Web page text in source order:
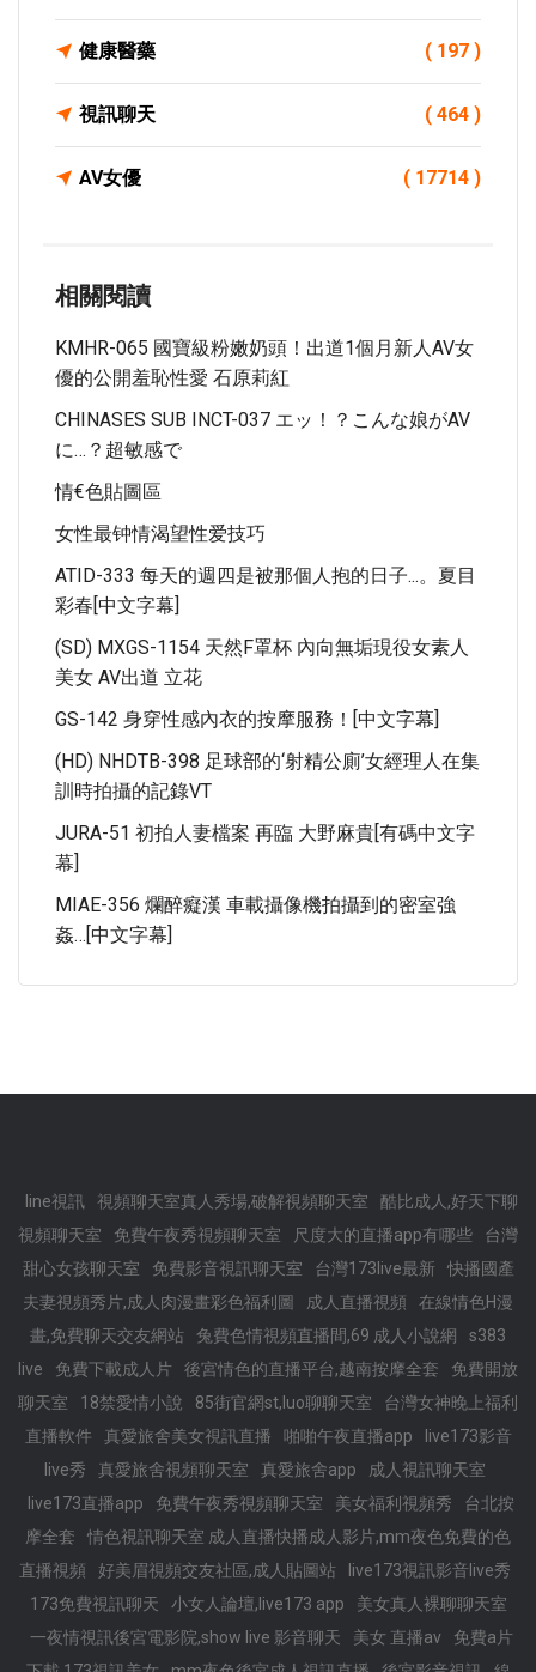
健康醫藥 ( 197 )
視訊聊天 ( 464 )
AV女優 ( 17714 )
相關閱讀
KMHR-065 國寶級粉嫩奶頭！出道1個月新人AV女
優的公開羞恥性愛 石原莉紅
CHINASES SUB INCT-037 エッ！？こんな娘がAV
に…？超敏感で
情€色貼圖區
女性最钟情渴望性爱技巧
ATID-333 每天的週四是被那個人抱的日子...。夏目
彩春[中文字幕]
(SD) MXGS-1154 天然F罩杯 內向無垢現役女素人
美女 AV出道 立花
GS-142 身穿性感內衣的按摩服務！[中文字幕]
(HD) NHDTB-398 足球部的‘射精公廁’女經理人在集
訓時拍攝的記錄VT
JURA-51 初拍人妻檔案 再臨 大野麻貴[有碼中文字
幕]
MIAE-356 爛醉癡漢 車載攝像機拍攝到的密室強
姦…[中文字幕]
line視訊 視頻聊天室真人秀場,破解視頻聊天室
酷比成人,好天下聊
視頻聊天室
免費午夜秀視頻聊天室 尺度大的直播app有哪些
台灣
甜心女孩聊天室
免費影音視訊聊天室 台灣173live最新
快播國產
夫妻視頻秀片,成人肉漫畫彩色福利圖
成人直播視頻
在線情色H漫
畫,免費聊天交友網站
兔費色情視頻直播間,69 成人小說網
s383
live
免費下載成人片 後宮情色的直播平台,越南按摩全套
免費開放
聊天室
18禁愛情小說 85街官網st,luo聊聊天室
台灣女神晚上福利
直播軟件
真愛旅舍美女視訊直播 啪啪午夜直播app
live173影音
live秀
真愛旅舍視頻聊天室 真愛旅舍app
成人視訊聊天室
live173直播app
免費午夜秀視頻聊天室 美女福利視頻秀
台北按
摩全套
情色視訊聊天室 成人直播快播成人影片,mm夜色免費的色
直播視頻
好美眉視頻交友社區,成人貼圖站
live173視訊影音live秀
173免費視訊聊天
小女人論壇,live173 app
美女真人裸聊聊天室
一夜情視訊後宮電影院,show live 影音聊天
美女 直播av
免費a片